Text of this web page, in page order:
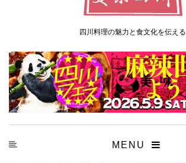
四川料理の魅力と食文化を伝える
MENU